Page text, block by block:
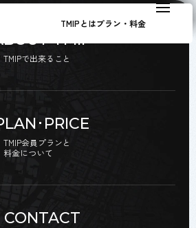
TMIPとはプラン・料金
TMIP
TMIPで出来ること
･PRICE
TMIP会員プランと
料金について
CONTACT